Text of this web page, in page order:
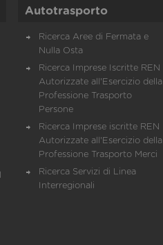
Autotrasporto
Ricerca Aree di Fermata e
Nulla Osta
Ricerca Imprese Iscritte REN
Autorizzate all'Esercizio della
Professione Trasporto
Persone
Ricerca Imprese iscritte REN
Autorizzate all'Esercizio della
Professione Trasporto Merci
Ricerca Servizi di Linea
Interregionali